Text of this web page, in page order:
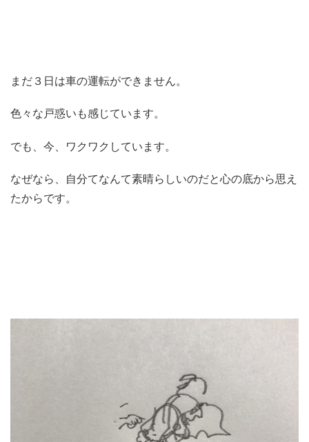
まだ３日は車の運転ができません。
色々な戸惑いも感じています。
でも、今、ワクワクしています。
なぜなら、自分てなんて素晴らしいのだと心の底から思え
たからです。